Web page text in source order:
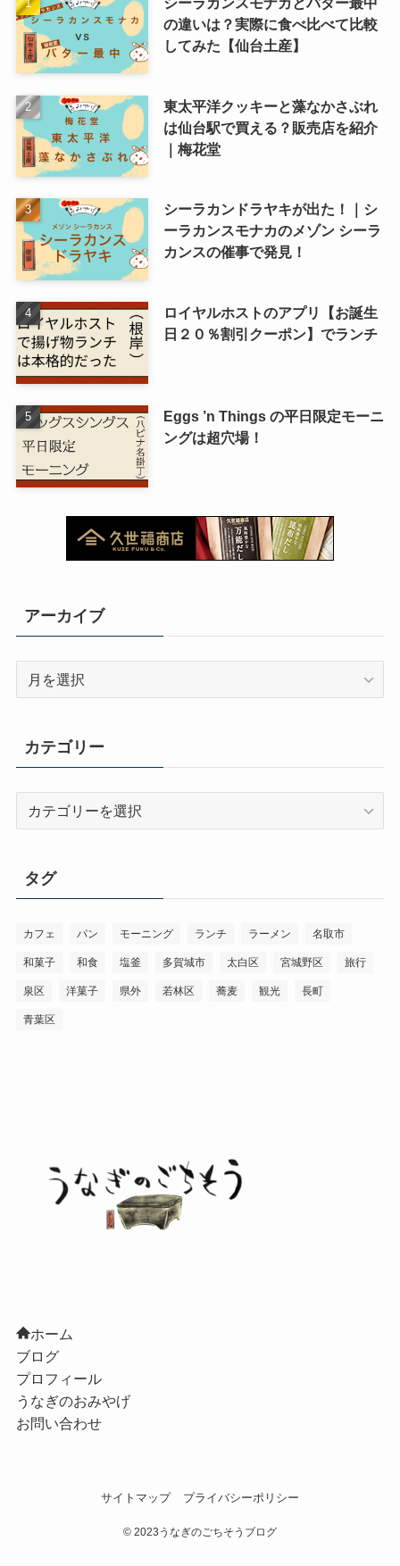
の違いは？実際に食べ比べて比較
してみた【仙台土産】
東太平洋クッキーと藻なかさぶれ
は仙台駅で買える？販売店を紹介
｜梅花堂
シーラカンドラヤキが出た！｜シ
ーラカンスモナカのメゾン シーラ
カンスの催事で発見！
ロイヤルホストのアプリ【お誕生
日２０％割引クーポン】でランチ
Eggs ’n Things の平日限定モーニ
ングは超穴場！
アーカイブ
ブ
カテゴリー
ー
タグ
カフェ パン モーニング ランチ ラーメン 名取市
和菓子 和食 塩釜 多賀城市 太白区 宮城野区 旅行
泉区 洋菓子 県外 若林区 蕎麦 観光 長町
青葉区
ホーム
ブログ
プロフィール
うなぎのおみやげ
お問い合わせ
サイトマップ プライバシーポリシー
© 2023うなぎのごちそうブログ